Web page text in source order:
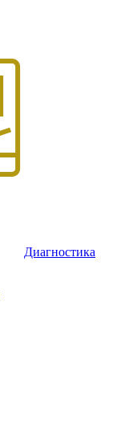
Диагностика